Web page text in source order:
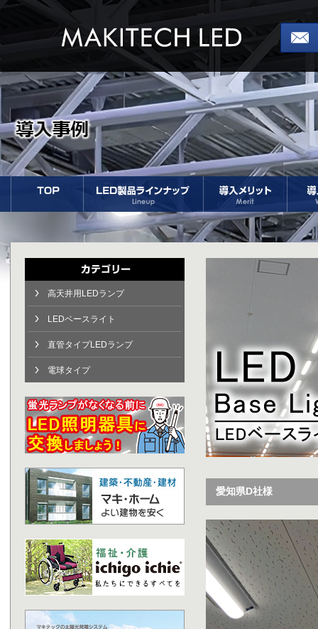
愛知県D社様
高天井用LEDランプ
LEDベースライト
直管タイプLEDランプ
電球タイプ